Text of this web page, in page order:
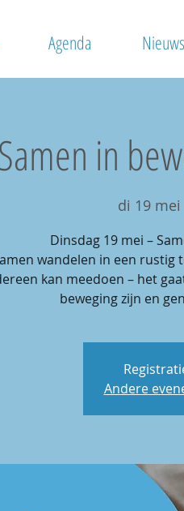
Agenda Nieuws
Samen in
di 19 mei
Dinsdag 19 mei –
wandelen in een
kan meedoen – het
beweging zijn en
Andere